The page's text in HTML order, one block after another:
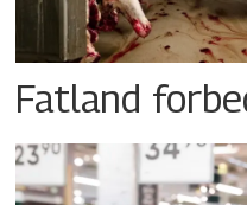
Fatland